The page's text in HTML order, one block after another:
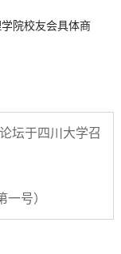
院校友会具体商
坛于四川大学召
号）